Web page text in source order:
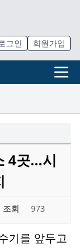
그인 회원가입
4곳…시
조회 973
기를 앞두고